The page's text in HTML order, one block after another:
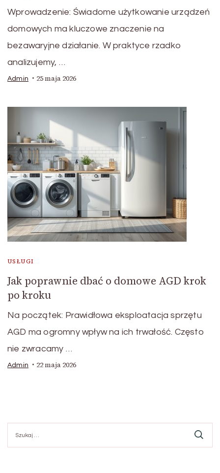
Wprowadzenie: Świadome użytkowanie urządzeń
domowych ma kluczowe znaczenie na
bezawaryjne działanie. W praktyce rzadko
analizujemy, …
Admin 25 maja 2026
USŁUGI
Jak poprawnie dbać o domowe AGD krok
po kroku
Na początek: Prawidłowa eksploatacja sprzętu
AGD ma ogromny wpływ na ich trwałość. Często
nie zwracamy …
Admin 22 maja 2026